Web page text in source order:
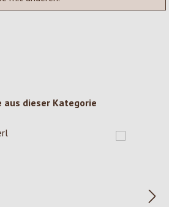
aus dieser Kategorie